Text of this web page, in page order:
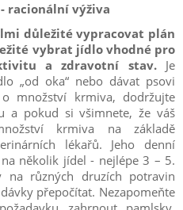
racionální výživa
důležité vypracovat plán
vybrat jídlo vhodné pro
a zdravotní stav. Je
„od oka“ nebo dávat psovi
množství krmiva, dodržujte
a pokud si všimnete, že váš
krmiva na základě
lékařů. Jeho denní
několik jídel - nejlépe 3 – 5.
na různých druzích potravin
přepočítat. Nezapomeňte